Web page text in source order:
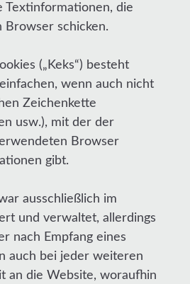
Textinformationen, die
Browser schicken.
(„Keks“) besteht
wenn auch nicht
Zeichenkette
usw.), mit der der
Browser
gibt.
ausschließlich im
und verwaltet, allerdings
nach Empfang eines
auch bei jeder weiteren
an die Website, woraufhin